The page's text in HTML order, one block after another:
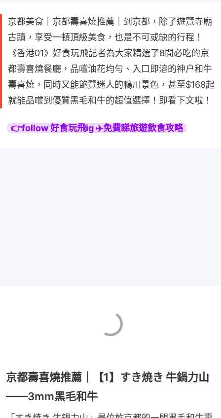
京都美食｜京都壽喜燒推薦｜到京都，除了遊覽寺廟
古蹟，享受一頓頂級美食，也是不可或缺的行程！
《香港01》好食玩飛記者為大家精選了8間必吃的京
都壽喜燒餐廳，品嚐油花均勻、入口即溶的神户和牛
壽喜燒，同時又能飽覽迷人的鴨川景色，甚至$168起
就能品嚐到優質黑毛和牛的超值選擇！即看下文啦！
👉follow 好食玩飛ig ✈️免費睇旅遊飲食攻略
京都壽喜燒推薦｜【1】すき焼き 牛鍋力山
——3mm黑毛和牛